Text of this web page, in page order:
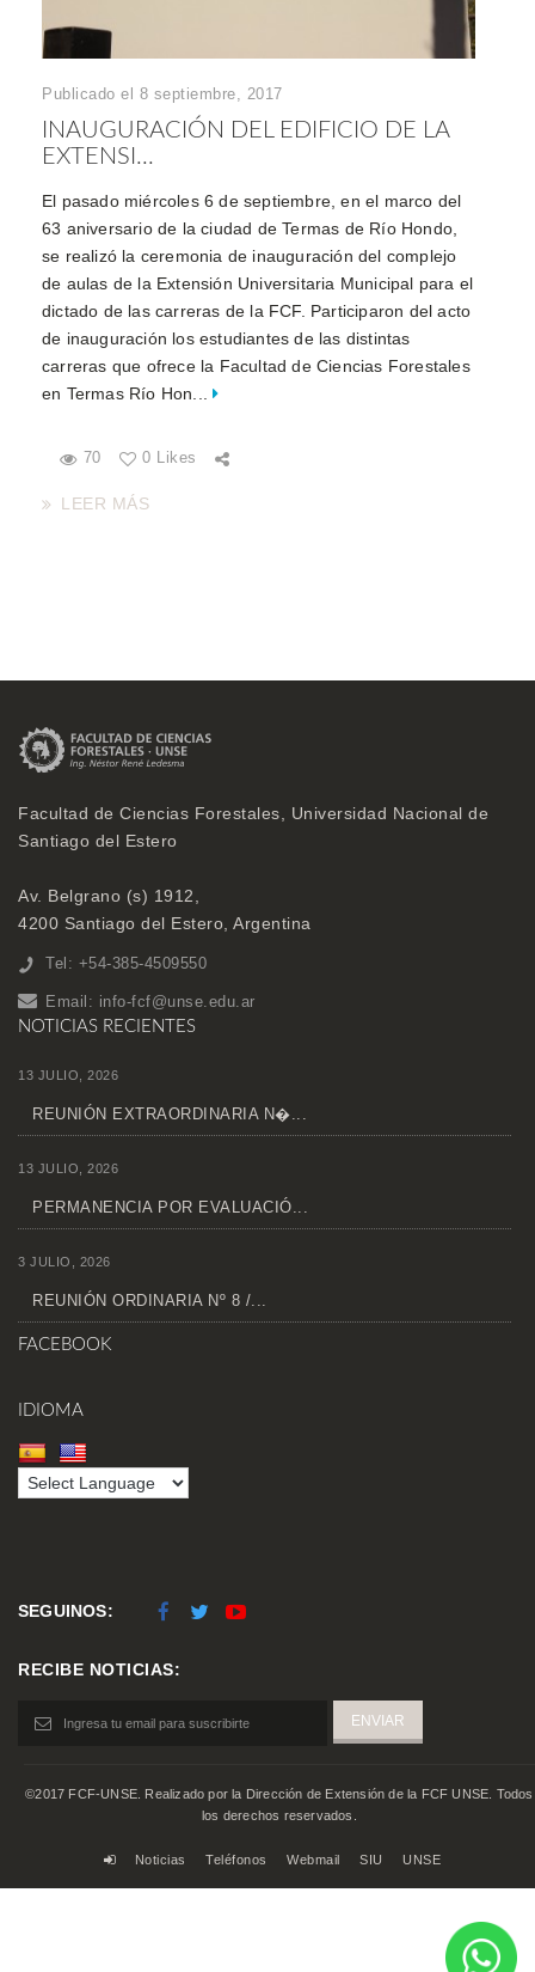
Publicado el 8 septiembre, 2017
INAUGURACIÓN DEL EDIFICIO DE LA
EXTENSI...
El pasado miércoles 6 de septiembre, en el marco del
63 aniversario de la ciudad de Termas de Río Hondo,
se realizó la ceremonia de inauguración del complejo
de aulas de la Extensión Universitaria Municipal para el
dictado de las carreras de la FCF. Participaron del acto
de inauguración los estudiantes de las distintas
carreras que ofrece la Facultad de Ciencias Forestales
en Termas Río Hon...
70 0 Likes
LEER MÁS
Facultad de Ciencias Forestales, Universidad Nacional de
Santiago del Estero
Av. Belgrano (s) 1912,
4200 Santiago del Estero, Argentina
Tel: +54-385-4509550
Email: info-fcf@unse.edu.ar
NOTICIAS RECIENTES
13 JULIO, 2026
REUNIÓN EXTRAORDINARIA N�...
13 JULIO, 2026
PERMANENCIA POR EVALUACIÓ...
3 JULIO, 2026
REUNIÓN ORDINARIA Nº 8 /...
FACEBOOK
IDIOMA
SEGUINOS:
RECIBE NOTICIAS:
©2017 FCF-UNSE. Realizado por la Dirección de Extensión de la FCF UNSE. Todos
los derechos reservados.
Noticias Teléfonos Webmail SIU UNSE